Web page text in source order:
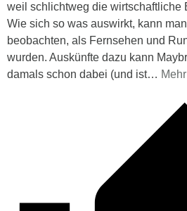
weil schlichtweg die wirtschaftliche
Wie sich so was auswirkt, kann
beobachten, als Fernsehen und
wurden. Auskünfte dazu kann
damals schon dabei (und ist… Mehr